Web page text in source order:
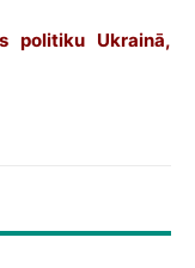
politiku Ukrainā,